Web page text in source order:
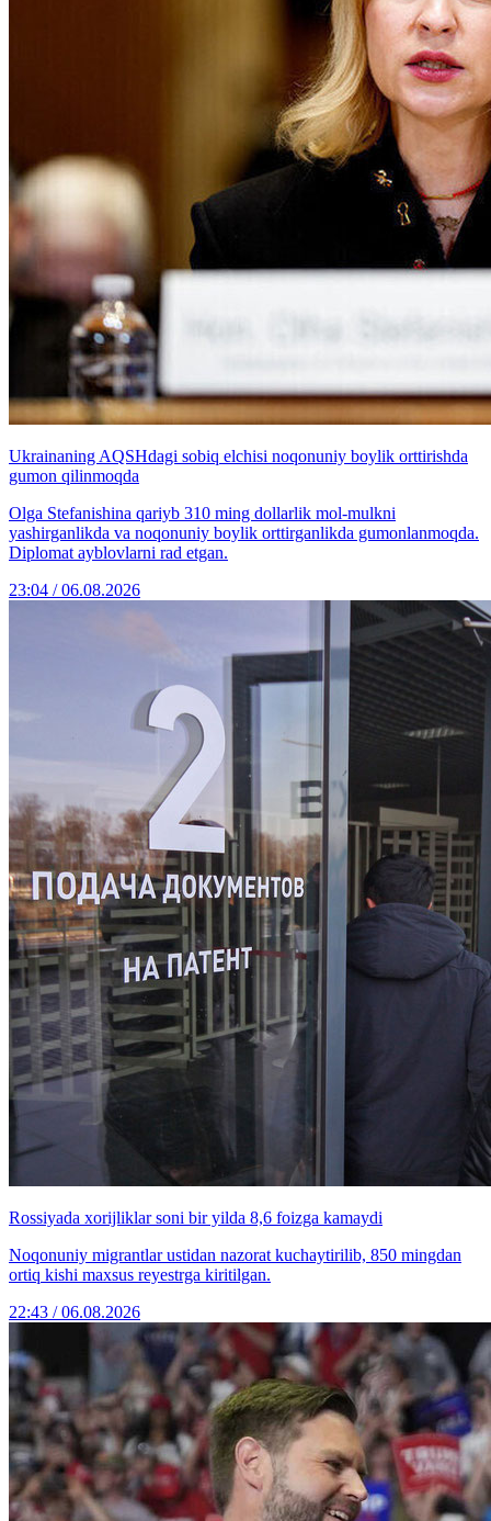
Ukrainaning AQSHdagi sobiq elchisi noqonuniy boylik orttirishda
gumon qilinmoqda
Olga Stefanishina qariyb 310 ming dollarlik mol-mulkni
yashirganlikda va noqonuniy boylik orttirganlikda gumonlanmoqda.
Diplomat ayblovlarni rad etgan.
23:04 / 06.08.2026
Rossiyada xorijliklar soni bir yilda 8,6 foizga kamaydi
Noqonuniy migrantlar ustidan nazorat kuchaytirilib, 850 mingdan
ortiq kishi maxsus reyestrga kiritilgan.
22:43 / 06.08.2026